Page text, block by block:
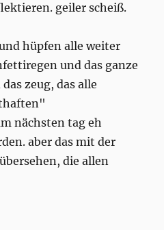
geiler scheiß.
hüpfen alle weiter
und das ganze
zeug, das alle
nächsten tag eh
aber das mit der
die allen